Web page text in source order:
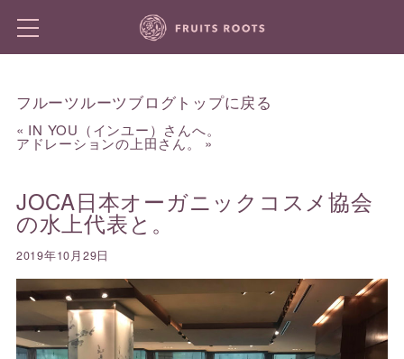
フルーツルーツブログトップに戻る
« IN YOU（インユー）さんへ。
アドレーションの上田さん。 »
JOCA日本オーガニックコスメ協会
の水上代表と。
2019年10月29日